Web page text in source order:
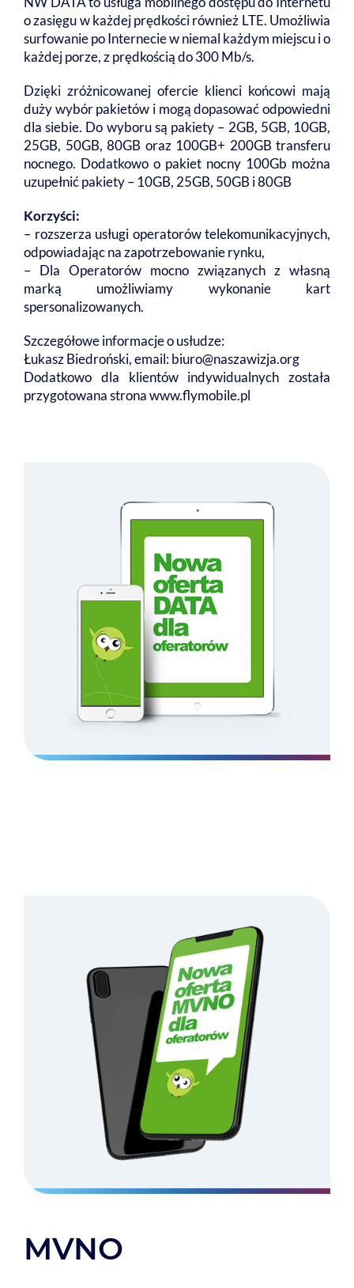
o zasięgu w każdej prędkości również LTE. Umożliwia
surfowanie po Internecie w niemal każdym miejscu i o
każdej porze, z prędkością do 300 Mb/s.
Dzięki zróżnicowanej ofercie klienci końcowi mają
duży wybór pakietów i mogą dopasować odpowiedni
dla siebie. Do wyboru są pakiety – 2GB, 5GB, 10GB,
25GB, 50GB, 80GB oraz 100GB+ 200GB transferu
nocnego. Dodatkowo o pakiet nocny 100Gb można
uzupełnić pakiety – 10GB, 25GB, 50GB i 80GB
Korzyści:
– rozszerza usługi operatorów telekomunikacyjnych,
odpowiadając na zapotrzebowanie rynku,
– Dla Operatorów mocno związanych z własną
marką umożliwiamy wykonanie kart
spersonalizowanych.
Szczegółowe informacje o usłudze:
Łukasz Biedroński, email: biuro@naszawizja.org
Dodatkowo dla klientów indywidualnych została
przygotowana strona www.flymobile.pl
MVNO